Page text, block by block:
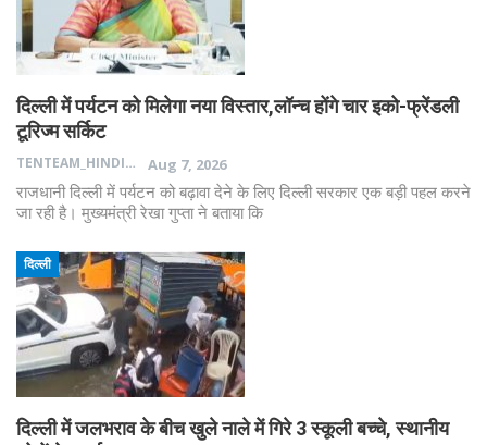
दिल्ली में पर्यटन को मिलेगा नया विस्तार,लॉन्च होंगे चार इको-फ्रेंडली
टूरिज्म सर्किट
TENTEAM_HINDI
Aug 7, 2026
राजधानी दिल्ली में पर्यटन को बढ़ावा देने के लिए दिल्ली सरकार एक बड़ी पहल करने
जा रही है। मुख्यमंत्री रेखा गुप्ता ने बताया कि
दिल्ली
दिल्ली में जलभराव के बीच खुले नाले में गिरे 3 स्कूली बच्चे, स्थानीय